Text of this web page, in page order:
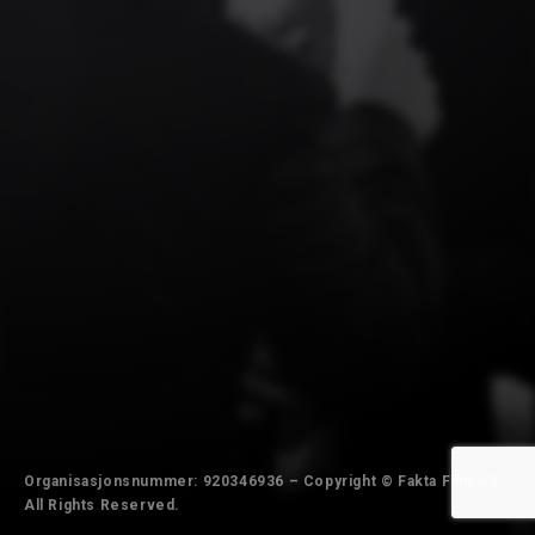
Organisasjonsnummer: 920346936 – Copyright © Fakta Film AS.
All Rights Reserved.